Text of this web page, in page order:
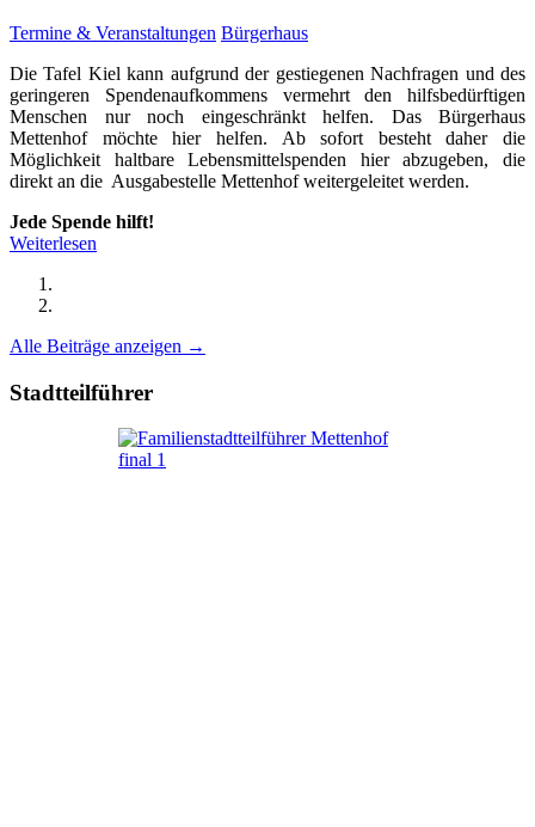
Termine & Veranstaltungen Bürgerhaus
Die Tafel Kiel kann aufgrund der gestiegenen Nachfragen und des
geringeren Spendenaufkommens vermehrt den hilfsbedürftigen
Menschen nur noch eingeschränkt helfen. Das Bürgerhaus
Mettenhof möchte hier helfen. Ab sofort besteht daher die
Möglichkeit haltbare Lebensmittelspenden hier abzugeben, die
direkt an die Ausgabestelle Mettenhof weitergeleitet werden.
Jede Spende hilft!
Weiterlesen
Alle Beiträge anzeigen →
Stadtteilführer